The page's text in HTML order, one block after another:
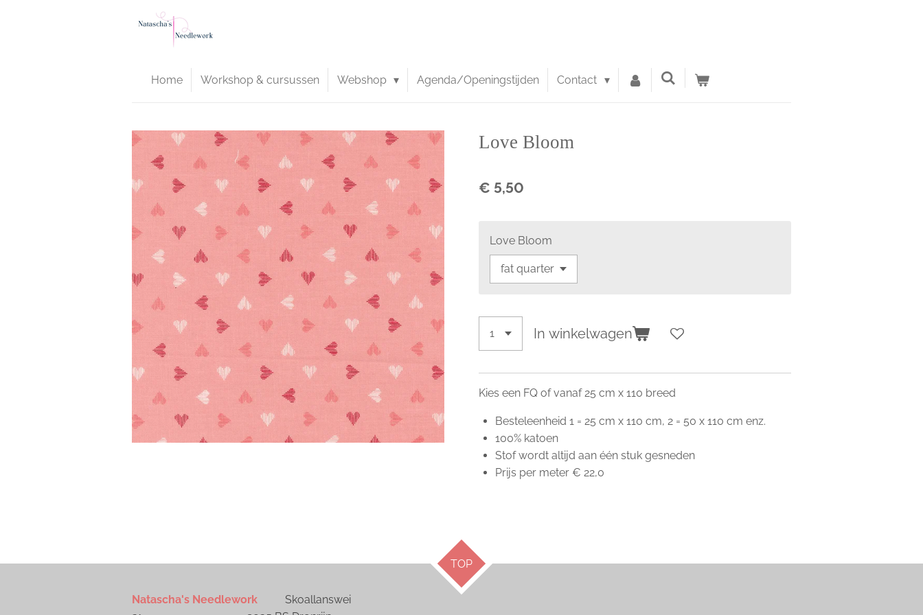
Home Workshop & cursussen Webshop Agenda/Openingstijden Contact
Love Bloom
€ 5,50
Love Bloom
In winkelwagen
Kies een FQ of vanaf 25 cm x 110 breed
Besteleenheid 1 = 25 cm x 110 cm, 2 = 50 x 110 cm enz.
100% katoen
Stof wordt altijd aan één stuk gesneden
Prijs per meter € 22,0
TOP
Natascha's Needlework
Skoallanswei